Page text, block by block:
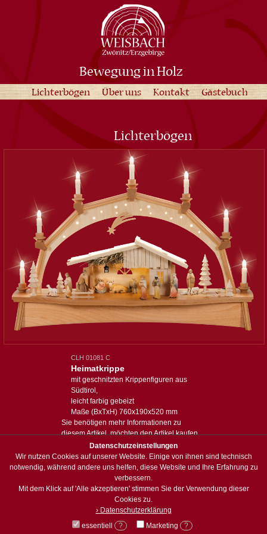
Datenschutzeinstellungen
Wir nutzen Cookies auf unserer Website. Einige von ihnen sind technisch
notwendig, während andere uns helfen, diese Website und Ihre Erfahrung zu
verbessern.
Mit dem Klick auf 'Alle akzeptieren' stimmen Sie der Verwendung dieser
Cookies zu.
› Datenschutzerklärung
essentiell ? Marketing ?
Bewegung in Holz
Lichterbögen Über uns Kontakt Gästebuch
Lichterbögen
CLH 01081 C
Heimatkrippe
mit geschnitzten Krippenfiguren aus
Südtirol,
leicht farbig gebeizt
Maße (BxTxH) 760x190x520 mm
Sie benötigen mehr Informationen zu
diesem Artikel, möchten den Artikel kaufen
oder haben eine spezielle Anfrage:
Anfrage zum Artikel
© Holzwerkstatt Weisbach